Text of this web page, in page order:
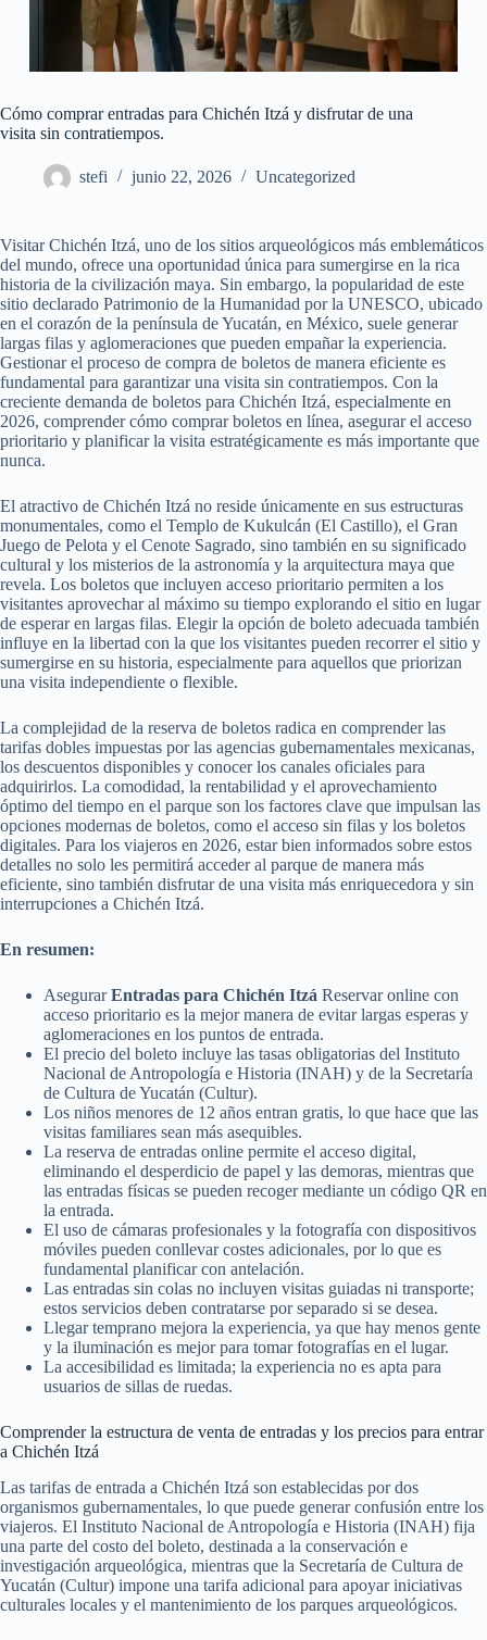
Cómo comprar entradas para Chichén Itzá y disfrutar de una
visita sin contratiempos.
stefi junio 22, 2026 Uncategorized
Visitar Chichén Itzá, uno de los sitios arqueológicos más emblemáticos
del mundo, ofrece una oportunidad única para sumergirse en la rica
historia de la civilización maya. Sin embargo, la popularidad de este
sitio declarado Patrimonio de la Humanidad por la UNESCO, ubicado
en el corazón de la península de Yucatán, en México, suele generar
largas filas y aglomeraciones que pueden empañar la experiencia.
Gestionar el proceso de compra de boletos de manera eficiente es
fundamental para garantizar una visita sin contratiempos. Con la
creciente demanda de boletos para Chichén Itzá, especialmente en
2026, comprender cómo comprar boletos en línea, asegurar el acceso
prioritario y planificar la visita estratégicamente es más importante que
nunca.
El atractivo de Chichén Itzá no reside únicamente en sus estructuras
monumentales, como el Templo de Kukulcán (El Castillo), el Gran
Juego de Pelota y el Cenote Sagrado, sino también en su significado
cultural y los misterios de la astronomía y la arquitectura maya que
revela. Los boletos que incluyen acceso prioritario permiten a los
visitantes aprovechar al máximo su tiempo explorando el sitio en lugar
de esperar en largas filas. Elegir la opción de boleto adecuada también
influye en la libertad con la que los visitantes pueden recorrer el sitio y
sumergirse en su historia, especialmente para aquellos que priorizan
una visita independiente o flexible.
La complejidad de la reserva de boletos radica en comprender las
tarifas dobles impuestas por las agencias gubernamentales mexicanas,
los descuentos disponibles y conocer los canales oficiales para
adquirirlos. La comodidad, la rentabilidad y el aprovechamiento
óptimo del tiempo en el parque son los factores clave que impulsan las
opciones modernas de boletos, como el acceso sin filas y los boletos
digitales. Para los viajeros en 2026, estar bien informados sobre estos
detalles no solo les permitirá acceder al parque de manera más
eficiente, sino también disfrutar de una visita más enriquecedora y sin
interrupciones a Chichén Itzá.
En resumen:
AsegurarEntradas para Chichén Itzá Reservar online con
acceso prioritario es la mejor manera de evitar largas esperas y
aglomeraciones en los puntos de entrada.
El precio del boleto incluye las tasas obligatorias del Instituto
Nacional de Antropología e Historia (INAH) y de la Secretaría
de Cultura de Yucatán (Cultur).
Los niños menores de 12 años entran gratis, lo que hace que las
visitas familiares sean más asequibles.
La reserva de entradas online permite el acceso digital,
eliminando el desperdicio de papel y las demoras, mientras que
las entradas físicas se pueden recoger mediante un código QR en
la entrada.
El uso de cámaras profesionales y la fotografía con dispositivos
móviles pueden conllevar costes adicionales, por lo que es
fundamental planificar con antelación.
Las entradas sin colas no incluyen visitas guiadas ni transporte;
estos servicios deben contratarse por separado si se desea.
Llegar temprano mejora la experiencia, ya que hay menos gente
y la iluminación es mejor para tomar fotografías en el lugar.
La accesibilidad es limitada; la experiencia no es apta para
usuarios de sillas de ruedas.
Comprender la estructura de venta de entradas y los precios para entrar
a Chichén Itzá
Las tarifas de entrada a Chichén Itzá son establecidas por dos
organismos gubernamentales, lo que puede generar confusión entre los
viajeros. El Instituto Nacional de Antropología e Historia (INAH) fija
una parte del costo del boleto, destinada a la conservación e
investigación arqueológica, mientras que la Secretaría de Cultura de
Yucatán (Cultur) impone una tarifa adicional para apoyar iniciativas
culturales locales y el mantenimiento de los parques arqueológicos.